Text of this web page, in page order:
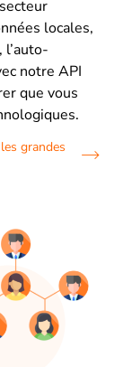
locales,
l’auto-
notre API
que vous
grandes